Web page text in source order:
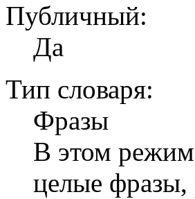
Публичный:
Да
Тип словаря:
Фразы
В этом
целые фразы,